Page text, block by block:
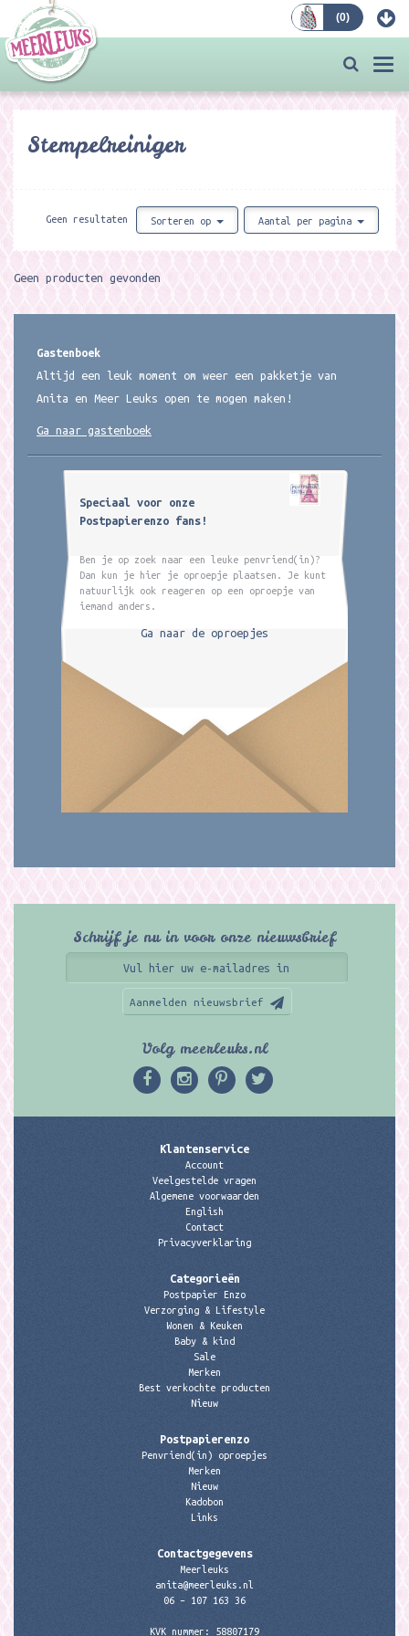
(0)
Stempelreiniger
Geen resultaten Sorteren op Aantal per pagina
Geen producten gevonden
Gastenboek
Altijd een leuk moment om weer een pakketje van
Anita en Meer Leuks open te mogen maken!
Ga naar gastenboek
Speciaal voor onze
Postpapierenzo fans!
Ben je op zoek naar een leuke penvriend(in)?
Dan kun je hier je oproepje plaatsen. Je kunt
natuurlijk ook reageren op een oproepje van
iemand anders.
Ga naar de oproepjes
Schrijf je nu in voor onze nieuwsbrief
Aanmelden nieuwsbrief
Volg meerleuks.nl
Klantenservice
Account
Veelgestelde vragen
Algemene voorwaarden
English
Contact
Privacyverklaring
Categorieën
Postpapier Enzo
Verzorging & Lifestyle
Wonen & Keuken
Baby & kind
Sale
Merken
Best verkochte producten
Nieuw
Postpapierenzo
Penvriend(in) oproepjes
Merken
Nieuw
Kadobon
Links
Contactgegevens
Meerleuks
anita@meerleuks.nl
06 – 107 163 36
KVK nummer: 58807179